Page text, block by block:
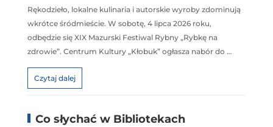
Rękodzieło, lokalne kulinaria i autorskie wyroby zdominują
wkrótce śródmieście. W sobotę, 4 lipca 2026 roku,
odbędzie się XIX Mazurski Festiwal Rybny „Rybkę na
zdrowie”. Centrum Kultury „Kłobuk” ogłasza nabór do …
Czytaj dalej
Co słychać w Bibliotekach